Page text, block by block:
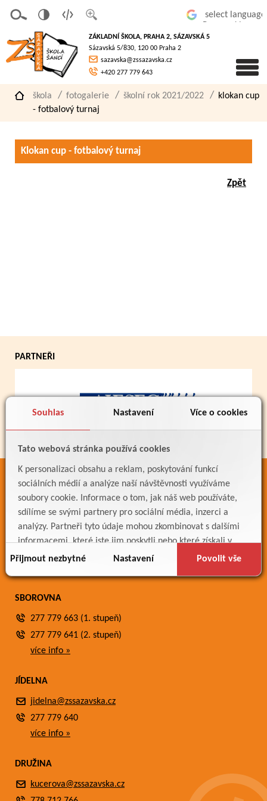
Souhlas Nastavení Více o cookies
Tato webová stránka používá cookies
K personalizaci obsahu a reklam, poskytování funkcí
sociálních médií a analýze naší návštěvnosti využíváme
soubory cookie. Informace o tom, jak náš web používáte,
sdílíme se svými partnery pro sociální média, inzerci a
analýzy. Partneři tyto údaje mohou zkombinovat s dalšími
informacemi, které jste jim poskytli nebo které získali v
důsledku toho, že používáte jejich služby.
Přijmout nezbytné Nastavení Povolit vše
písmo
á
verze
pro
slaboz
raké
ZÁKLADNÍ ŠKOLA, PRAHA 2, SÁZAVSKÁ 5
Sázavská 5/830, 120 00 Praha 2
sazavska@zssazavska.cz
+420 277 779 643
škola fotogalerie školní rok 2021/2022
klokan cup
- fotbalový turnaj
Klokan cup - fotbalový turnaj
Zpět
PARTNEŘI
ODKAZY
Bakaláři
Jídelníček
Meteostanice
SBOROVNA
277 779 663 (1. stupeň)
277 779 641 (2. stupeň)
více info »
JÍDELNA
jidelna@zssazavska.cz
277 779 640
více info »
DRUŽINA
kucerova@zssazavska.cz